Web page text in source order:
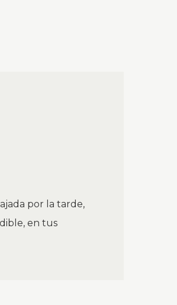
por la tarde,
en tus